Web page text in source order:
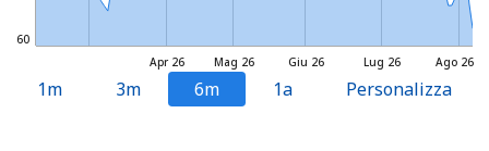
Mag 26 Lug 26
Apr 26 Giu 26 Ago 26
60
1m 3m 6m 1a Personalizza